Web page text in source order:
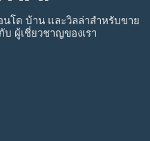
นโด บ้าน และวิลล่าสำหรับขาย
บ ผู้เชี่ยวชาญของเรา